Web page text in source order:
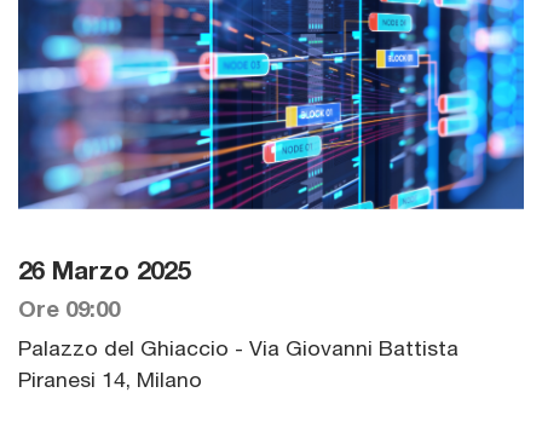
26 Marzo 2025
Ore 09:00
Palazzo del Ghiaccio - Via Giovanni Battista
Piranesi 14, Milano